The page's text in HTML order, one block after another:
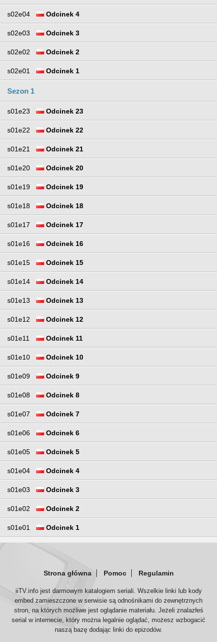
s02e04 Odcinek 4
s02e03 Odcinek 3
s02e02 Odcinek 2
s02e01 Odcinek 1
Sezon 1
s01e23 Odcinek 23
s01e22 Odcinek 22
s01e21 Odcinek 21
s01e20 Odcinek 20
s01e19 Odcinek 19
s01e18 Odcinek 18
s01e17 Odcinek 17
s01e16 Odcinek 16
s01e15 Odcinek 15
s01e14 Odcinek 14
s01e13 Odcinek 13
s01e12 Odcinek 12
s01e11 Odcinek 11
s01e10 Odcinek 10
s01e09 Odcinek 9
s01e08 Odcinek 8
s01e07 Odcinek 7
s01e06 Odcinek 6
s01e05 Odcinek 5
s01e04 Odcinek 4
s01e03 Odcinek 3
s01e02 Odcinek 2
s01e01 Odcinek 1
Strona główna Pomoc Regulamin
iiTV.info jest darmowym katalogiem seriali. Wszelkie linki lub kody
embed zamieszczone w serwisie są odnośnikami do zewnętrznych
stron, na których możliwe jest oglądanie materiału. Jeżeli znalazłeś
serial w internecie, który można legalnie oglądać, możesz wzbogacić
naszą bazę dodając linki do epizodów.